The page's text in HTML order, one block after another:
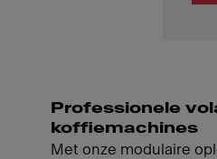
Professionele
koffiemachines
Met onze modulaire